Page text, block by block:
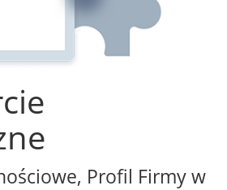
Profil Firmy w